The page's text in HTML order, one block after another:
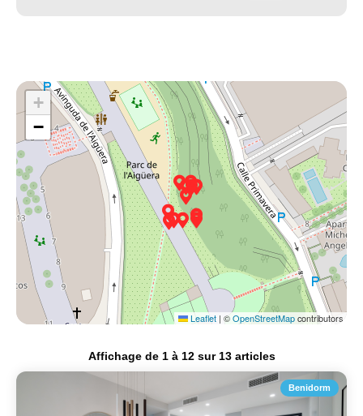
Affichage de 1à 12sur 13articles
Benidorm
+
−
Leaflet | ©OpenStreetMapcontributors